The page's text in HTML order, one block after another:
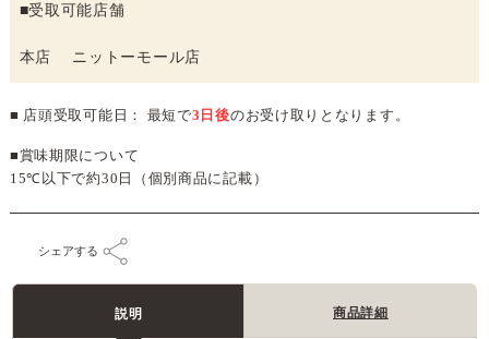
■受取可能店舗
本店 ニットーモール店
■ 店頭受取可能日： 最短で3日後のお受け取りとなります。
■賞味期限について
15℃以下で約30日（個別商品に記載）
シェアする
説明 商品詳細